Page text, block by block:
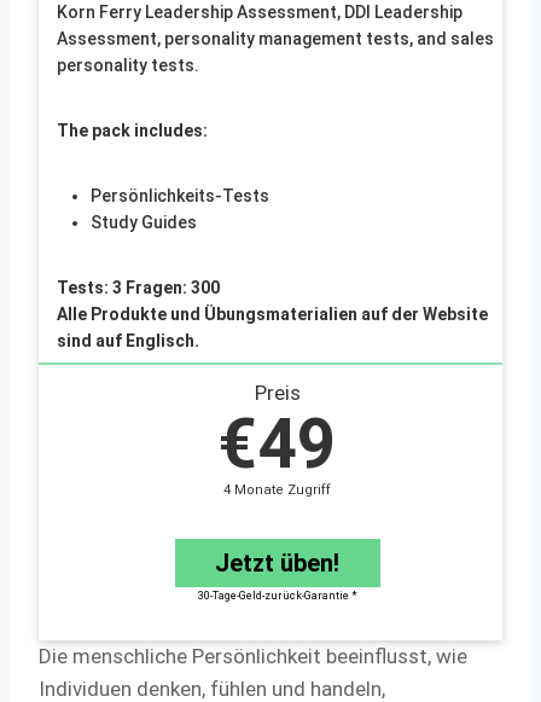
Korn Ferry Leadership Assessment, DDI Leadership
Assessment, personality management tests, and sales
personality tests.
The pack includes:
Persönlichkeits-Tests
Study Guides
Tests: 3 Fragen: 300
Alle Produkte und Übungsmaterialien auf der Website
sind auf Englisch.
Preis
€49
4 Monate Zugriff
Jetzt üben!
30-Tage-Geld-zurück-Garantie *
Die menschliche Persönlichkeit beeinflusst, wie
Individuen denken, fühlen und handeln,